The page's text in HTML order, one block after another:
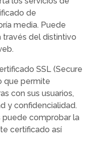
de
media. Puede
través del distintivo
SSL (Secure
que permite
con sus usuarios,
y confidencialidad.
puede comprobar la
certificado así